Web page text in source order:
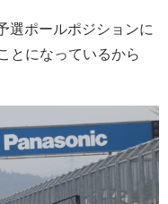
選ポールポジションに
とになっているから